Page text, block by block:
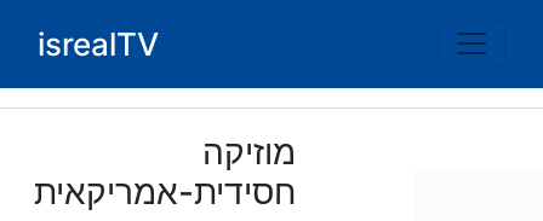
isrealTV
מוזיקה
חסידית-אמריקאית